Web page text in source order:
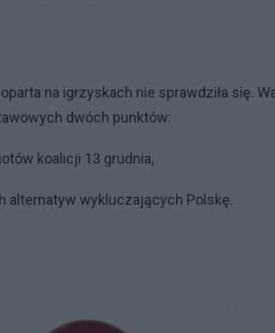
na igrzyskach nie sprawdziła się.
dwóch punktów:
koalicji 13 grudnia,
alternatyw wykluczających Polskę.